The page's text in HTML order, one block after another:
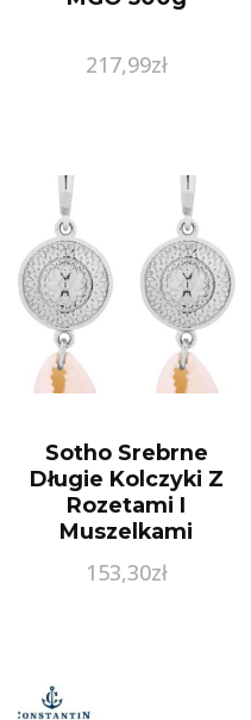
217,99zł
Sotho Srebrne
Długie Kolczyki Z
Rozetami I
Muszelkami
Kol0803
153,30zł